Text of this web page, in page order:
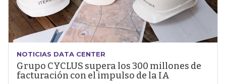
NOTICIAS DATA CENTER
Grupo CYCLUS supera los 300 millones de
facturación con el impulso de la IA